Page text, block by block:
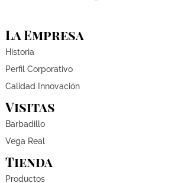
La Empresa
Historia
Perfil Corporativo
Calidad Innovación
Visitas
Barbadillo
Vega Real
Tienda
Productos